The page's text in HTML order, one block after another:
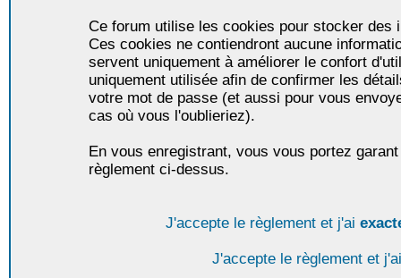
Ce forum utilise les cookies pour stocker des
Ces cookies ne contiendront aucune
servent uniquement à améliorer le confort
uniquement utilisée afin de confirmer les
votre mot de passe (et aussi pour vous
cas où vous l'oublieriez).
En vous enregistrant, vous vous portez
règlement ci-dessus.
J'accepte le règlement et j'ai
J'accepte le règlement et